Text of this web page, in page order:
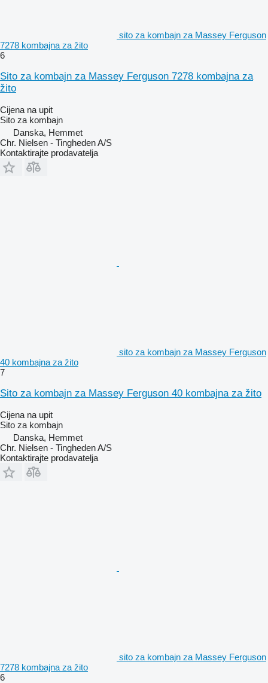
sito za kombajn za Massey Ferguson
7278 kombajna za žito
6
Sito za kombajn za Massey Ferguson 7278 kombajna za
žito
Cijena na upit
Sito za kombajn
Danska, Hemmet
Chr. Nielsen - Tingheden A/S
Kontaktirajte prodavatelja
sito za kombajn za Massey Ferguson
40 kombajna za žito
7
Sito za kombajn za Massey Ferguson 40 kombajna za žito
Cijena na upit
Sito za kombajn
Danska, Hemmet
Chr. Nielsen - Tingheden A/S
Kontaktirajte prodavatelja
sito za kombajn za Massey Ferguson
7278 kombajna za žito
6